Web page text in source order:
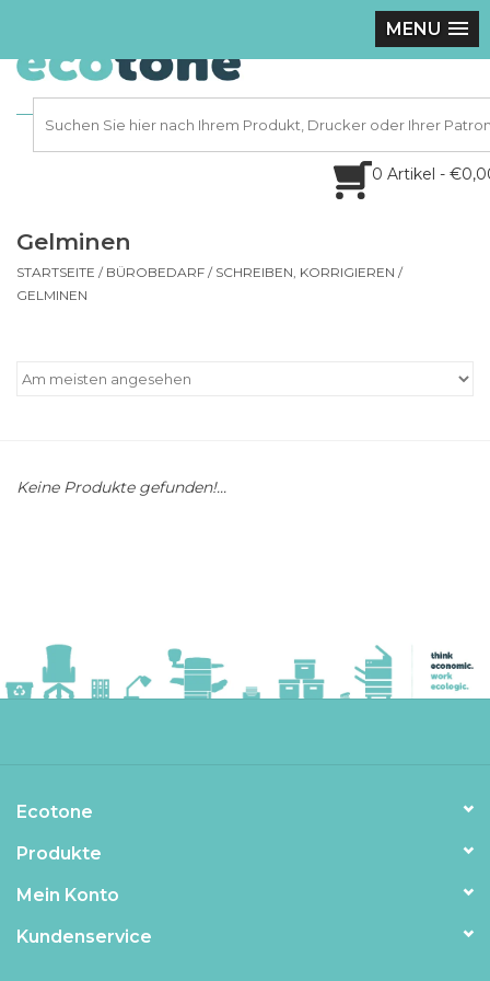
MENU
0 Artikel -
Gelminen
STARTSEITE / BÜROBEDARF / SCHREIBEN, KORRIGIEREN /
GELMINEN
Keine Produkte gefunden!...
Ecotone
Produkte
Mein Konto
Kundenservice